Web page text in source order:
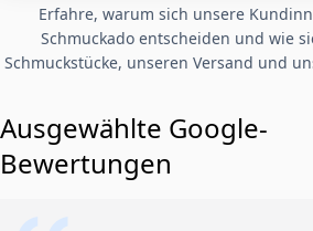
Erfahre, warum sich unsere
Schmuckado entscheiden und wie
Schmuckstücke, unseren Versand und
Ausgewählte Google-
Bewertungen